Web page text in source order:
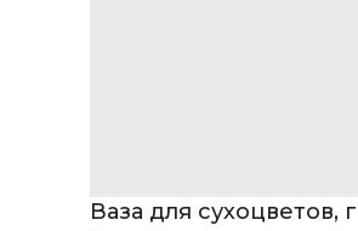
Ваза для сухоцветов,